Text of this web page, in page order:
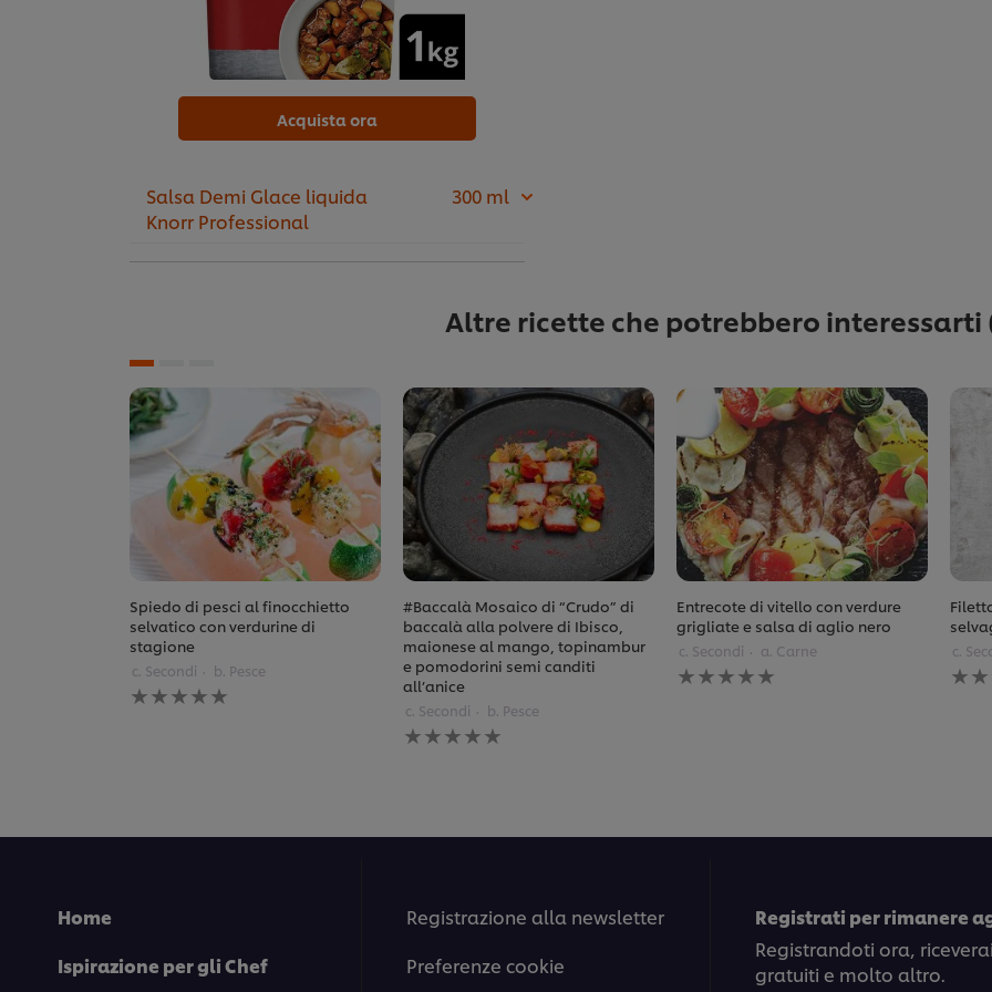
Acquista ora
Salsa Demi Glace liquida
Knorr Professional
300 ml
Altre ricette che potrebbero interessarti
Spiedo di pesci al finocchietto
selvatico con verdurine di
stagione
c. Secondi b. Pesce
Nessuna
valutazione
#Baccalà Mosaico di “Crudo” di
baccalà alla polvere di Ibisco,
maionese al mango, topinambur
e pomodorini semi canditi
all’anice
c. Secondi b. Pesce
Nessuna
valutazione
Entrecote di vitello con verdure
grigliate e salsa di aglio nero
c. Secondi a. Carne
Nessuna
valutazione
c.
Home
Ispirazione per gli Chef
Registrazione alla newsletter
Preferenze cookie
Registrati per rimanere
Registrandoti ora,
gratuiti e molto altro.